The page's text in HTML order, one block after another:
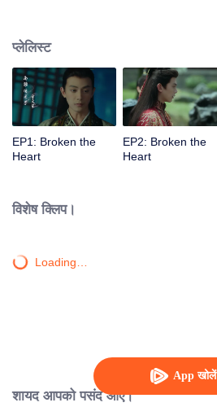
App खोलें
प्लेलिस्ट
EP1: Broken the
Heart
EP2: Broken the
Heart
विशेष क्लिप।
Loading…
शायद आपको पसंद आए।